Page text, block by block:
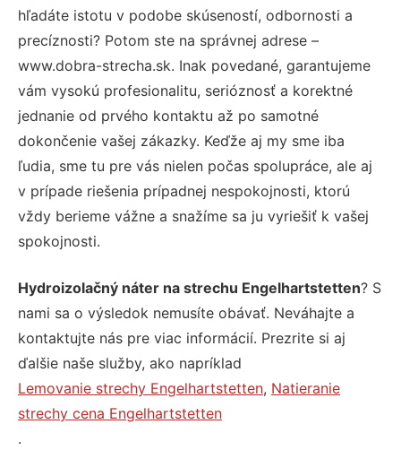
hľadáte istotu v podobe skúseností, odbornosti a
precíznosti? Potom ste na správnej adrese –
www.dobra-strecha.sk. Inak povedané, garantujeme
vám vysokú profesionalitu, serióznosť a korektné
jednanie od prvého kontaktu až po samotné
dokončenie vašej zákazky. Keďže aj my sme iba
ľudia, sme tu pre vás nielen počas spolupráce, ale aj
v prípade riešenia prípadnej nespokojnosti, ktorú
vždy berieme vážne a snažíme sa ju vyriešiť k vašej
spokojnosti.
Hydroizolačný náter na strechu Engelhartstetten? S
nami sa o výsledok nemusíte obávať. Neváhajte a
kontaktujte nás pre viac informácií. Prezrite si aj
ďalšie naše služby, ako napríklad
Lemovanie strechy Engelhartstetten, Natieranie
strechy cena Engelhartstetten
.